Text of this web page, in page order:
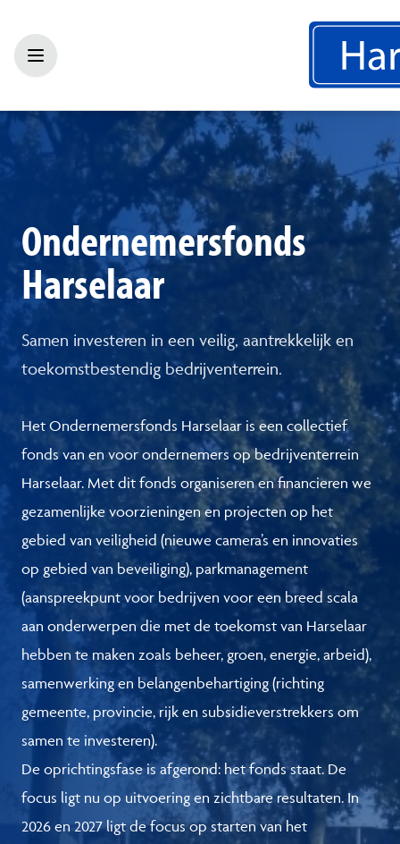
Ondernemersfonds
Harselaar
Samen investeren in een veilig, aantrekkelijk en
toekomstbestendig bedrijventerrein.
Het Ondernemersfonds Harselaar is een collectief
fonds van en voor ondernemers op bedrijventerrein
Harselaar. Met dit fonds organiseren en financieren we
gezamenlijke voorzieningen en projecten op het
gebied van veiligheid (nieuwe camera’s en innovaties
op gebied van beveiliging), parkmanagement
(aanspreekpunt voor bedrijven voor een breed scala
aan onderwerpen die met de toekomst van Harselaar
hebben te maken zoals beheer, groen, energie, arbeid),
samenwerking en belangenbehartiging (richting
gemeente, provincie, rijk en subsidieverstrekkers om
samen te investeren).
De oprichtingsfase is afgerond: het fonds staat. De
focus ligt nu op uitvoering en zichtbare resultaten. In
2026 en 2027 ligt de focus op starten van het